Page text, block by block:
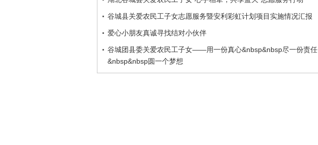
谷城县关爱农民工子女志愿服务暨安利彩虹计划项目实施情况汇报
爱心小朋友真诚寻找结对小伙伴
谷城团县委关爱农民工子女——用一份真心&nbsp&nbsp尽一份责任
&nbsp&nbsp圆一个梦想